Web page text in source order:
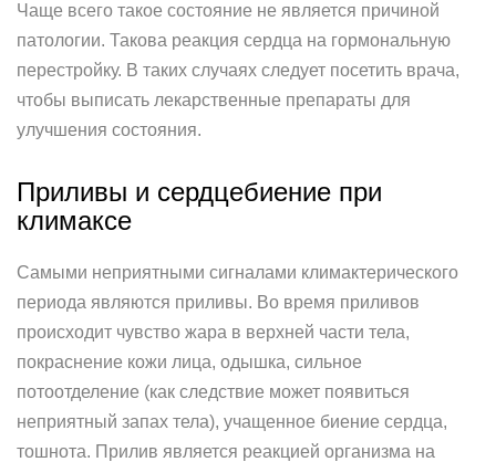
Чаще всего такое состояние не является причиной
патологии. Такова реакция сердца на гормональную
перестройку. В таких случаях следует посетить врача,
чтобы выписать лекарственные препараты для
улучшения состояния.
Приливы и сердцебиение при
климаксе
Самыми неприятными сигналами климактерического
периода являются приливы. Во время приливов
происходит чувство жара в верхней части тела,
покраснение кожи лица, одышка, сильное
потоотделение (как следствие может появиться
неприятный запах тела), учащенное биение сердца,
тошнота. Прилив является реакцией организма на